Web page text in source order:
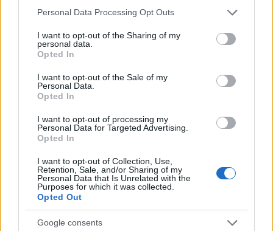
Please note that this website/app uses one or more Google
not limited to your visit or usage behaviour. You may click to
grant or deny consent to Google and its third-party tags to
use your data for below specified purposes in below Google
consent section.
Personal Data Processing Opt Outs
I want to opt-out of the Sharing of my
personal data.
Opted In
I want to opt-out of the Sale of my
Personal Data.
Opted In
I want to opt-out of processing my
Personal Data for Targeted Advertising.
Opted In
I want to opt-out of Collection, Use,
Retention, Sale, and/or Sharing of my
Personal Data that Is Unrelated with the
Purposes for which it was collected.
Opted Out
Google consents
20:1709.10.25
Η Ρωσία κατηγορεί πως η Ουκρανία ανατίναξε
αγωγό αμμωνίας στο Ντονέτσκ